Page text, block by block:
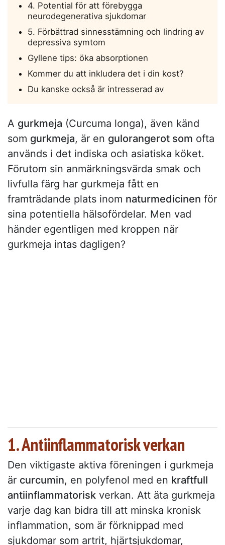
4. Potential för att förebygga
neurodegenerativa sjukdomar
5. Förbättrad sinnesstämning och lindring av
depressiva symtom
Gyllene tips: öka absorptionen
Kommer du att inkludera det i din kost?
Du kanske också är intresserad av
A gurkmeja (Curcuma longa), även känd
som gurkmeja, är en gulorangerot som ofta
används i det indiska och asiatiska köket.
Förutom sin anmärkningsvärda smak och
livfulla färg har gurkmeja fått en
framträdande plats inom naturmedicinen för
sina potentiella hälsofördelar. Men vad
händer egentligen med kroppen när
gurkmeja intas dagligen?
1. Antiinflammatorisk verkan
Den viktigaste aktiva föreningen i gurkmeja
är curcumin, en polyfenol med en kraftfull
antiinflammatorisk verkan. Att äta gurkmeja
varje dag kan bidra till att minska kronisk
inflammation, som är förknippad med
sjukdomar som artrit, hjärtsjukdomar,